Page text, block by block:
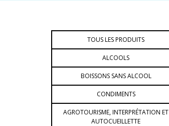
TOUS LES PRODUITS
ALCOOLS
BOISSONS SANS ALCOOL
CONDIMENTS
AGROTOURISME, INTERPRÉTATION ET
AUTOCUEILLETTE